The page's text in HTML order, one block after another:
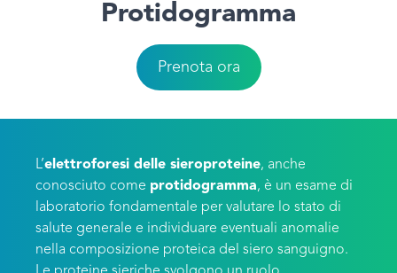
Protidogramma
Prenota ora
L’elettroforesi delle sieroproteine, anche
conosciuto come protidogramma, è un esame di
laboratorio fondamentale per valutare lo stato di
salute generale e individuare eventuali anomalie
nella composizione proteica del siero sanguigno.